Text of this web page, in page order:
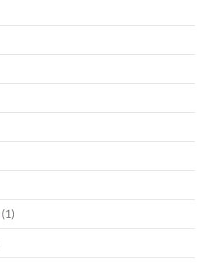
(1)